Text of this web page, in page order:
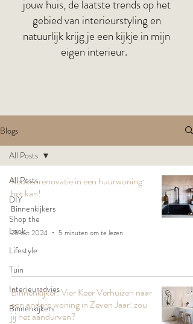
jouw huis, de laatste trends op het
gebied van interieurstyling en
natuurlijk krijg je een kijkje in mijn
eigen interieur.
Blogs
All Posts
DIY
Shop the
Look
Lifestyle
Tuin
Interieuradvies
Binnenkijkers
All Posts
Keukenrenovatie in een huurwoning:
het kan!
Binnenkijkers
25 okt 2024 5 minuten om te lezen
Binnenkijker: Vier Keer Verhuizen naar
een andere woning in Zeven Jaar: zou
jij het aandurven?